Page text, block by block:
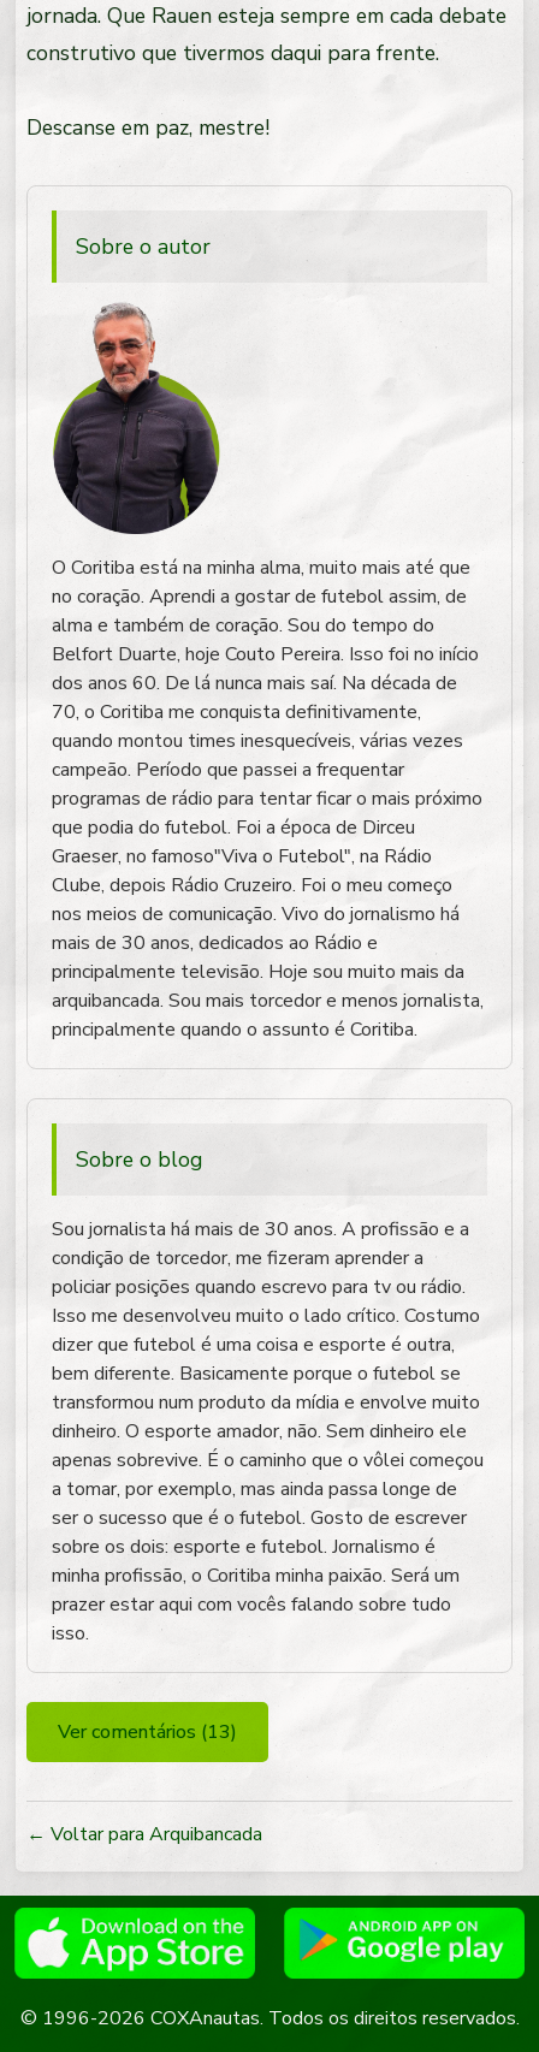
jornada. Que Rauen esteja sempre em cada debate
construtivo que tivermos daqui para frente.
Descanse em paz, mestre!
Sobre o autor
O Coritiba está na minha alma, muito mais até que
no coração. Aprendi a gostar de futebol assim, de
alma e também de coração. Sou do tempo do
Belfort Duarte, hoje Couto Pereira. Isso foi no início
dos anos 60. De lá nunca mais saí. Na década de
70, o Coritiba me conquista definitivamente,
quando montou times inesquecíveis, várias vezes
campeão. Período que passei a frequentar
programas de rádio para tentar ficar o mais próximo
que podia do futebol. Foi a época de Dirceu
Graeser, no famoso"Viva o Futebol", na Rádio
Clube, depois Rádio Cruzeiro. Foi o meu começo
nos meios de comunicação. Vivo do jornalismo há
mais de 30 anos, dedicados ao Rádio e
principalmente televisão. Hoje sou muito mais da
arquibancada. Sou mais torcedor e menos jornalista,
principalmente quando o assunto é Coritiba.
Sobre o blog
Sou jornalista há mais de 30 anos. A profissão e a
condição de torcedor, me fizeram aprender a
policiar posições quando escrevo para tv ou rádio.
Isso me desenvolveu muito o lado crítico. Costumo
dizer que futebol é uma coisa e esporte é outra,
bem diferente. Basicamente porque o futebol se
transformou num produto da mídia e envolve muito
dinheiro. O esporte amador, não. Sem dinheiro ele
apenas sobrevive. É o caminho que o vôlei começou
a tomar, por exemplo, mas ainda passa longe de
ser o sucesso que é o futebol. Gosto de escrever
sobre os dois: esporte e futebol. Jornalismo é
minha profissão, o Coritiba minha paixão. Será um
prazer estar aqui com vocês falando sobre tudo
isso.
Ver comentários (13)
← Voltar para Arquibancada
© 1996-2026 COXAnautas. Todos os direitos reservados.